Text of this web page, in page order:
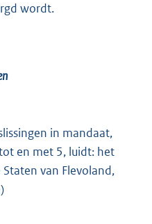
wordt.
in mandaat,
en met 5, luidt: het
van Flevoland,